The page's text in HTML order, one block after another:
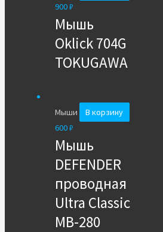
900₽
Мышь
Oklick 704G
TOKUGAWA
Мыши
В корзину
600₽
Мышь
DEFENDER
проводная
Ultra Classic
MB-280